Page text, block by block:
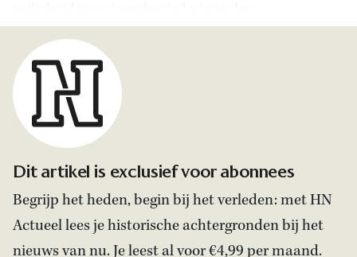
Dit artikel is exclusief voor abonnees
Begrijp het heden, begin bij het verleden: met HN
Actueel lees je historische achtergronden bij het
nieuws van nu. Je leest al voor €4,99 per maand.